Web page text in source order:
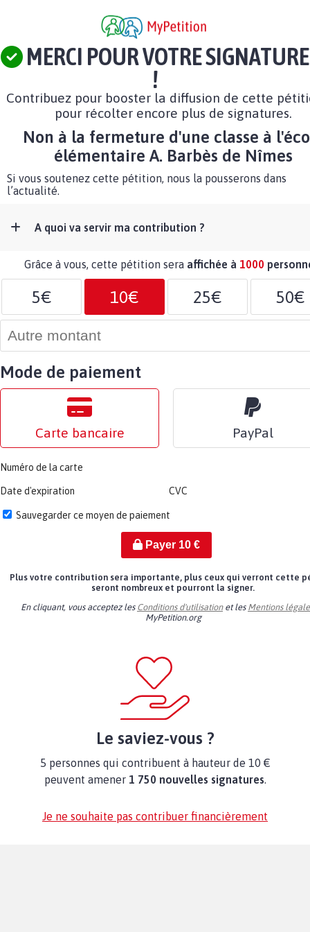
MERCI POUR VOTRE SIGNATURE
!
Contribuez pour booster la diffusion de cette
pour récolter encore plus de signatures.
Non à la fermeture d'une classe à
élémentaire A. Barbès de Nîmes
Si vous soutenez cette pétition, nous la pousserons dans
l’actualité.
A quoi va servir ma contribution ?
Grâce à vous, cette pétition sera affichée à 1000
5€ 10€ 25€ 50€
Mode de paiement
Carte bancaire PayPal
Numéro de la carte
Date d'expiration CVC
Sauvegarder ce moyen de paiement
Payer 10€
Plus votre contribution sera importante, plus ceux qui verront cette
seront nombreux et pourront la signer.
En cliquant, vous acceptez les Conditions d'utilisationet les Mentions
MyPetition.org
Le saviez-vous ?
5 personnes qui contribuent à hauteur de 10 €
peuvent amener 1 750 nouvelles signatures.
Je ne souhaite pas contribuer financièrement